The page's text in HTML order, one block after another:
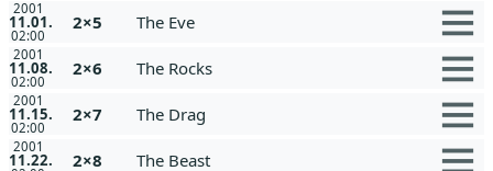
2001
11.01.
02:00
2×5 The Eve
2001
11.08.
02:00
2×6 The Rocks
2001
11.15.
02:00
2×7 The Drag
2001
11.22. 2×8 The Beast